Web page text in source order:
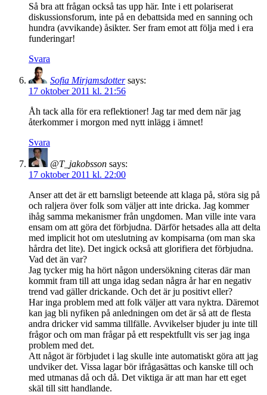
Så bra att frågan också tas upp här. Inte i ett polariserat
diskussionsforum, inte på en debattsida med en sanning och
hundra (avvikande) åsikter. Ser fram emot att följa med i era
funderingar!
Svara
Sofia Mirjamsdotter says:
17 oktober 2011 kl. 21:56
Åh tack alla för era reflektioner! Jag tar med dem när jag
återkommer i morgon med nytt inlägg i ämnet!
Svara
@T_jakobsson says:
17 oktober 2011 kl. 22:00
Anser att det är ett barnsligt beteende att klaga på, störa sig på
och raljera över folk som väljer att inte dricka. Jag kommer
ihåg samma mekanismer från ungdomen. Man ville inte vara
ensam om att göra det förbjudna. Därför hetsades alla att delta
med implicit hot om uteslutning av kompisarna (om man ska
hårdra det lite). Det ingick också att glorifiera det förbjudna.
Vad det än var?
Jag tycker mig ha hört någon undersökning citeras där man
kommit fram till att unga idag sedan några år har en negativ
trend vad gäller drickande. Och det är ju positivt eller?
Har inga problem med att folk väljer att vara nyktra. Däremot
kan jag bli nyfiken på anledningen om det är så att de flesta
andra dricker vid samma tillfälle. Avvikelser bjuder ju inte till
frågor och om man frågar på ett respektfullt vis ser jag inga
problem med det.
Att något är förbjudet i lag skulle inte automatiskt göra att jag
undviker det. Vissa lagar bör ifrågasättas och kanske till och
med utmanas då och då. Det viktiga är att man har ett eget
skäl till sitt handlande.